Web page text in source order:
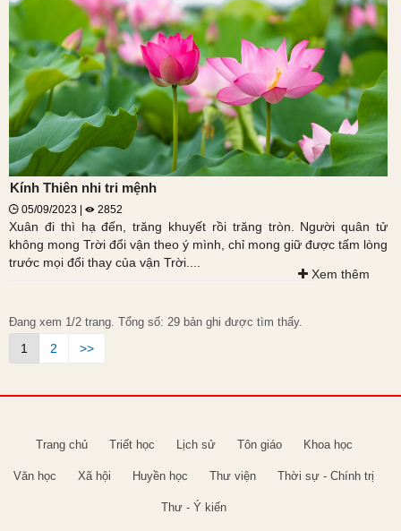
Kính Thiên nhi tri mệnh
05/09/2023 | 2852
Xuân đi thì hạ đến, trăng khuyết rồi trăng tròn. Người quân tử
không mong Trời đổi vận theo ý mình, chỉ mong giữ được tấm lòng
trước mọi đổi thay của vận Trời....
Xem thêm
Đang xem 1/2 trang. Tổng số: 29 bản ghi được tìm thấy.
1 2 >>
Trang chủ Triết học Lịch sử Tôn giáo Khoa học
Văn học Xã hội Huyền học Thư viện Thời sự - Chính trị
Thư - Ý kiến